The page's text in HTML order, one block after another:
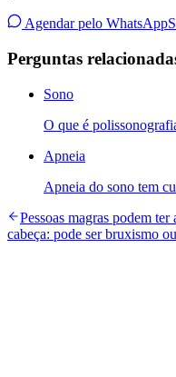
Agendar pelo WhatsApp
Perguntas
Sono
O que é
Apneia
Apneia do sono tem
Pessoas magras podem ter
cabeça: pode ser bruxismo